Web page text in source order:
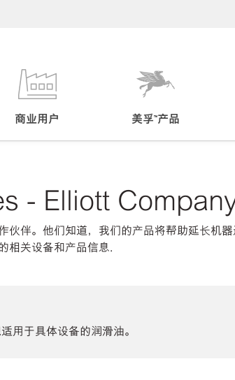
商业用户 美孚™产品
- Elliott
伙伴。他们知道，我们的产品将帮助延长机
相关设备和产品信息.
用于具体设备的润滑油。